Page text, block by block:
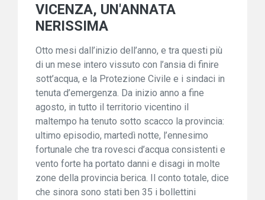
VICENZA, UN'ANNATA
NERISSIMA
Otto mesi dall’inizio dell’anno, e tra questi più
di un mese intero vissuto con l’ansia di finire
sott’acqua, e la Protezione Civile e i sindaci in
tenuta d’emergenza. Da inizio anno a fine
agosto, in tutto il territorio vicentino il
maltempo ha tenuto sotto scacco la provincia:
ultimo episodio, martedì notte, l’ennesimo
fortunale che tra rovesci d’acqua consistenti e
vento forte ha portato danni e disagi in molte
zone della provincia berica. Il conto totale, dice
che sinora sono stati ben 35 i bollettini